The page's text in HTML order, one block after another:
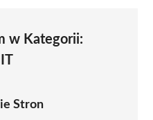
w Kategorii:
Stron